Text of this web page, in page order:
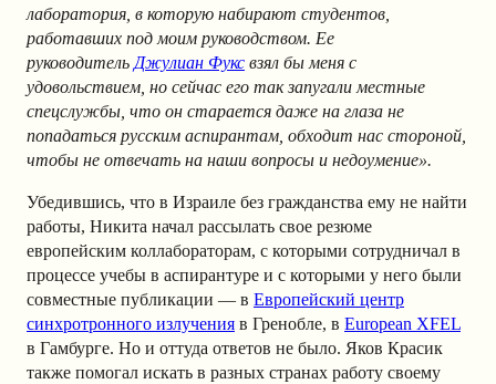
лаборатория, в которую набирают студентов,
работавших под моим руководством. Ее
руководитель Джулиан Фукс взял бы меня с
удовольствием, но сейчас его так запугали местные
спецслужбы, что он старается даже на глаза не
попадаться русским аспирантам, обходит нас стороной,
чтобы не отвечать на наши вопросы и недоумение».
Убедившись, что в Израиле без гражданства ему не найти
работы, Никита начал рассылать свое резюме
европейским коллабораторам, с которыми сотрудничал в
процессе учебы в аспирантуре и с которыми у него были
совместные публикации — в Европейский центр
синхротронного излучения в Гренобле, в European XFEL
в Гамбурге. Но и оттуда ответов не было. Яков Красик
также помогал искать в разных странах работу своему